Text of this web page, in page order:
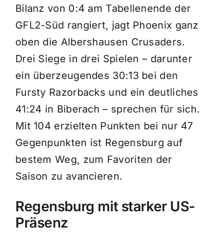
Bilanz von 0:4 am Tabellenende der
GFL2-Süd rangiert, jagt Phoenix ganz
oben die Albershausen Crusaders.
Drei Siege in drei Spielen – darunter
ein überzeugendes 30:13 bei den
Fursty Razorbacks und ein deutliches
41:24 in Biberach – sprechen für sich.
Mit 104 erzielten Punkten bei nur 47
Gegenpunkten ist Regensburg auf
bestem Weg, zum Favoriten der
Saison zu avancieren.
Regensburg mit starker US-
Präsenz